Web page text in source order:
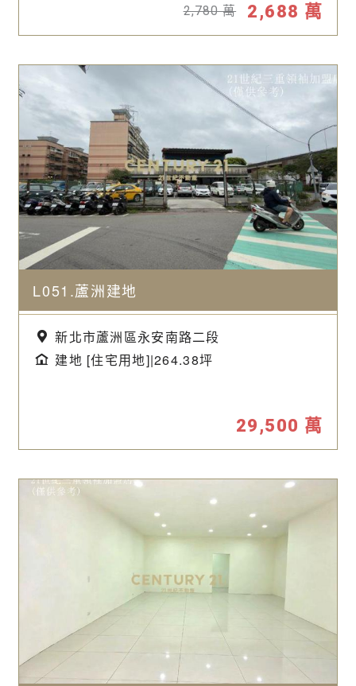
2,780萬 2,688 萬
L051.蘆洲建地
新北市蘆洲區永安南路二段
建地 [住宅用地]|264.38坪
29,500 萬